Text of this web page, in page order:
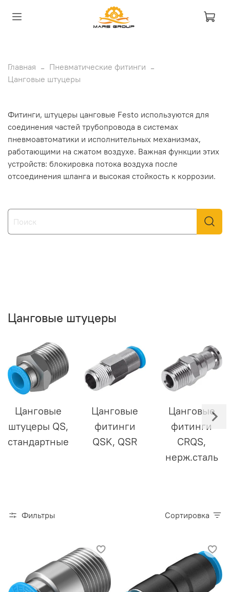
Главная
Пневматические фитинги
Цанговые штуцеры
Фитинги, штуцеры цанговые Festo используются для
соединения частей трубопровода в системах
пневмоавтоматики и исполнительных механизмах,
работающими на сжатом воздухе. Важная функции этих
устройств: блокировка потока воздуха после
отсоединения шланга и высокая стойкость к коррозии.
Цанговые штуцеры
Цанговые
штуцеры QS,
стандартные
Цанговые
фитинги
QSK, QSR
Цанговые
фитинги
CRQS,
нерж.сталь
Фильтры Сортировка